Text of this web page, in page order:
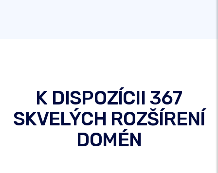
K DISPOZÍCII 367
SKVELÝCH ROZŠÍRENÍ
DOMÉN